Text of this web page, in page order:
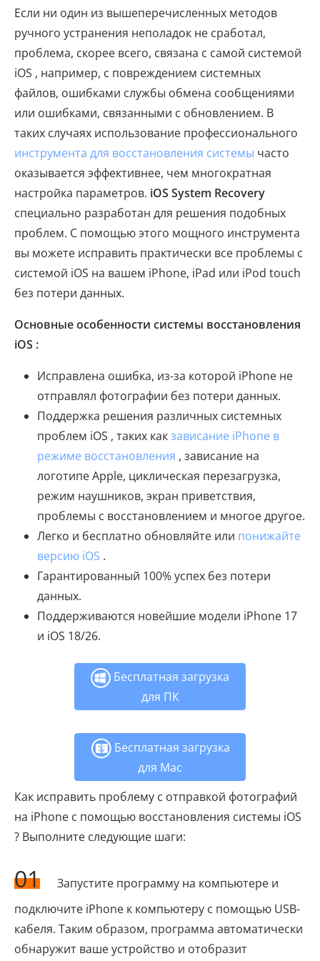
Если ни один из вышеперечисленных методов
ручного устранения неполадок не сработал,
проблема, скорее всего, связана с самой системой
iOS , например, с повреждением системных
файлов, ошибками службы обмена сообщениями
или ошибками, связанными с обновлением. В
таких случаях использование профессионального
инструмента для восстановления системы часто
оказывается эффективнее, чем многократная
настройка параметров. iOS System Recovery
специально разработан для решения подобных
проблем. С помощью этого мощного инструмента
вы можете исправить практически все проблемы с
системой iOS на вашем iPhone, iPad или iPod touch
без потери данных.
Основные особенности системы восстановления
iOS :
Исправлена ​​ошибка, из-за которой iPhone не
отправлял фотографии без потери данных.
Поддержка решения различных системных
проблем iOS , таких какзависание iPhone в
режиме восстановления , зависание на
логотипе Apple, циклическая перезагрузка,
режим наушников, экран приветствия,
проблемы с восстановлением и многое другое.
Легко и бесплатно обновляйте или понижайте
версию iOS .
Гарантированный 100% успех без потери
данных.
Поддерживаются новейшие модели iPhone 17
и iOS 18/26.
Бесплатная загрузка
для ПК
Бесплатная загрузка
для Mac
Как исправить проблему с отправкой фотографий
на iPhone с помощью восстановления системы iOS
? Выполните следующие шаги:
01
Запустите программу на компьютере и
подключите iPhone к компьютеру с помощью USB-
кабеля. Таким образом, программа автоматически
обнаружит ваше устройство и отобразит